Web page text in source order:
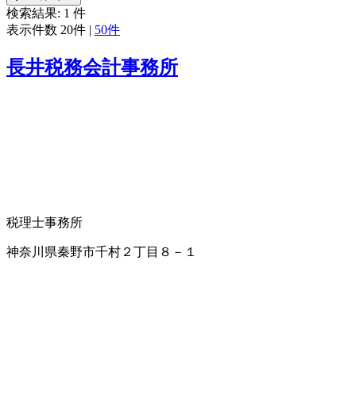
検索結果: 1 件
表示件数 20件 | 50件
長井税務会計事務所
税理士事務所
神奈川県秦野市千村２丁目８－１